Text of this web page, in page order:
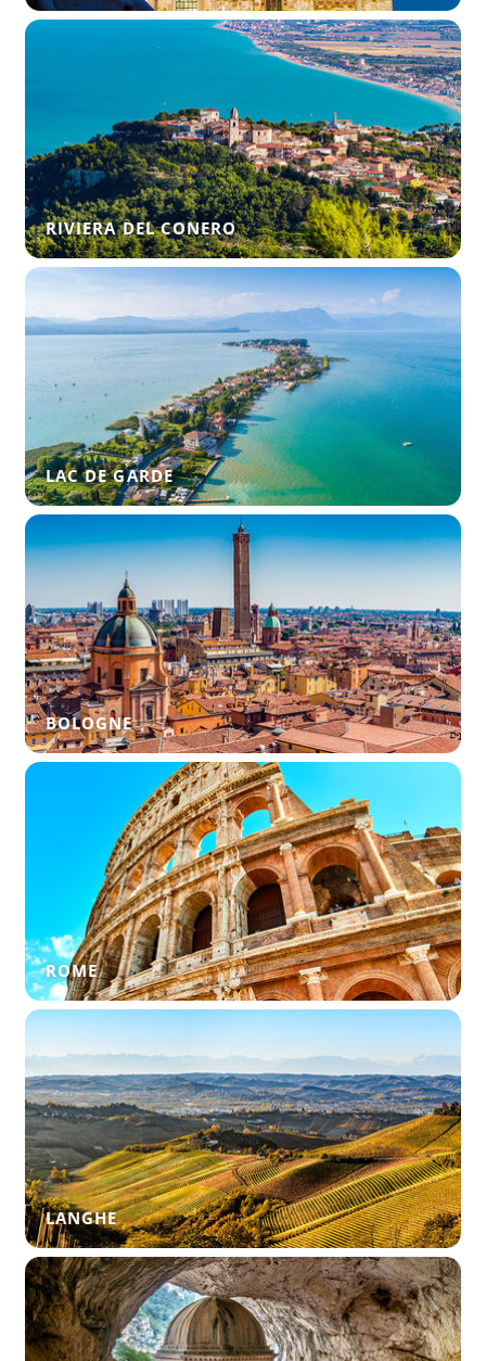
RIVIERA DEL CONERO
LAC DE GARDE
BOLOGNE
ROME
LANGHE